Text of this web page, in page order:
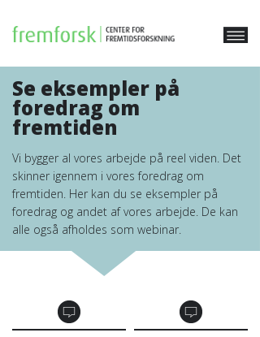
Se eksempler på
foredrag om
fremtiden
Vi bygger al vores arbejde på reel viden. Det
skinner igennem i vores foredrag om
fremtiden. Her kan du se eksempler på
foredrag og andet af vores arbejde. De kan
alle også afholdes som webinar.